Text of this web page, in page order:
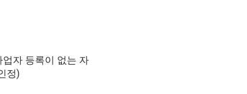
자 등록이 없는 자
정)